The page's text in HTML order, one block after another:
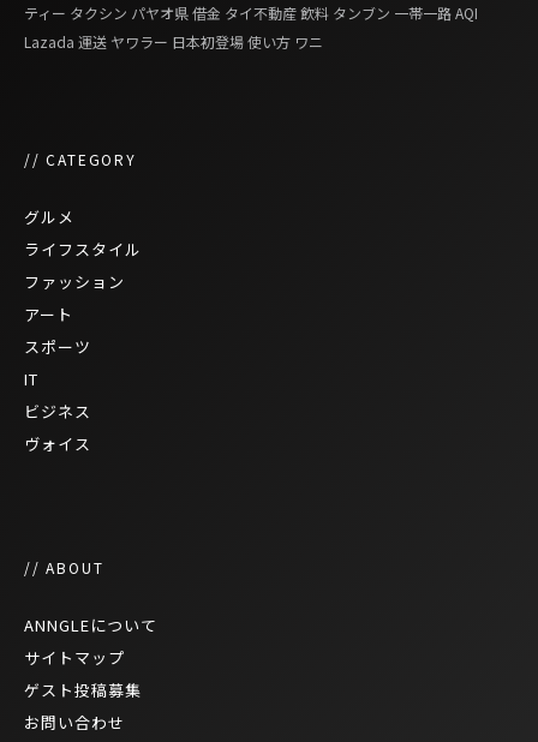
ティー タクシン パヤオ県借金 タイ不動産飲料 タンブン 一帯一路AQI
Lazada 運送 ヤワラー 日本初登場使い方 ワニ
// CATEGORY
グルメ
ライフスタイル
ファッション
アート
スポーツ
IT
ビジネス
ヴォイス
// ABOUT
ANNGLEについて
サイトマップ
ゲスト投稿募集
お問い合わせ